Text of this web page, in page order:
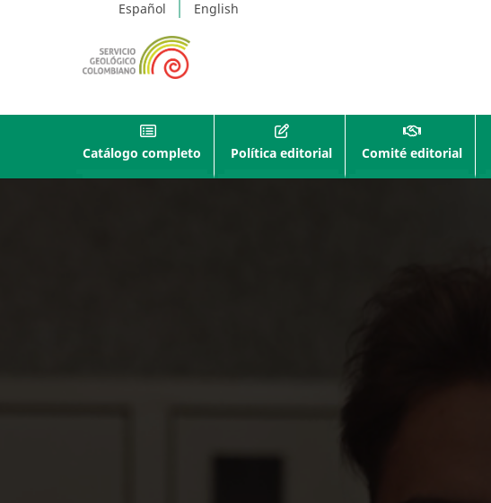
Español English
Catálogo completo Política editorial Comité editorial